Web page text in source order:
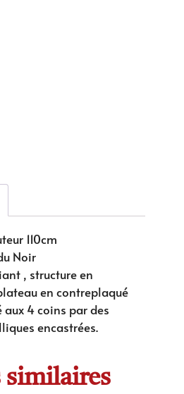
110cm
Noir
, structure en
en contreplaqué
4 coins par des
encastrées.